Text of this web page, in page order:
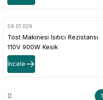
09.01.029
Tost Makinesi Isıtıcı Rezistansı
110V 900W Kesik
İncele
1